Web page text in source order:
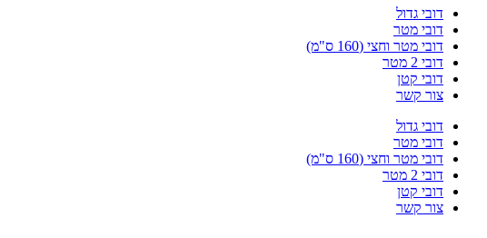
דובי גדול
דובי מטר
דובי מטר וחצי (160 ס"מ)
דובי 2 מטר
דובי קטן
צור קשר
דובי גדול
דובי מטר
דובי מטר וחצי (160 ס"מ)
דובי 2 מטר
דובי קטן
צור קשר